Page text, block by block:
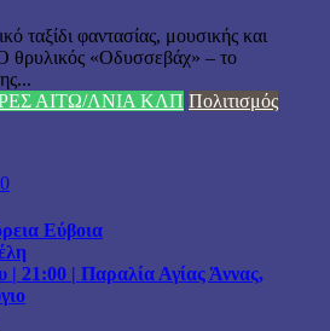
φαντασίας, μουσικής και
θρυλικός «Οδυσσεβάχ» – το
ΑΙΤΩ/ΛΝΙΑ ΚΛΠ Πολιτισμός
0
Εύβοια
| 21:00 | Παραλία Αγίας Άννας,